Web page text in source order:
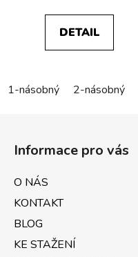
DETAIL
1-násobný 2-násobný
Informace pro vás
O NÁS
KONTAKT
BLOG
KE STAŽENÍ